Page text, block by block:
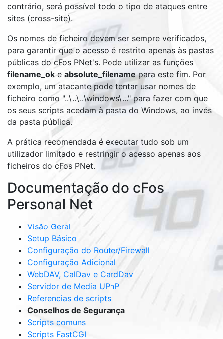
contrário, será possível todo o tipo de ataques entre
sites (cross-site).
Os nomes de ficheiro devem ser sempre verificados,
para garantir que o acesso é restrito apenas às pastas
públicas do cFos PNet's. Pode utilizar as funções
filename_oke absolute_filenamepara este fim. Por
exemplo, um atacante pode tentar usar nomes de
ficheiro como "..\..\..\windows\..." para fazer com que
os seus scripts acedam à pasta do Windows, ao invés
da pasta pública.
A prática recomendada é executar tudo sob um
utilizador limitado e restringir o acesso apenas aos
ficheiros do cFos PNet.
Documentação do cFos
Personal Net
Visão Geral
Setup Básico
Configuração do Router/Firewall
Configuração Adicional
WebDAV, CalDav e CardDav
Servidor de Media UPnP
Referencias de scripts
Conselhos de Segurança
Scripts comuns
Scripts FastCGI